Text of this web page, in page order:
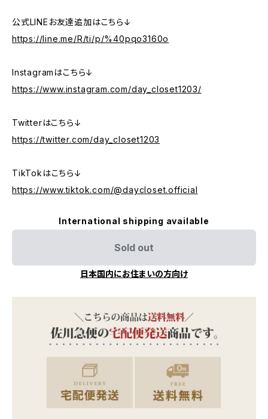
公式LINEお友達追加はこちら↓
https://line.me/R/ti/p/%40pqo3160o
Instagramはこちら↓
https://www.instagram.com/day_closet1203/
Twitterはこちら↓
https://twitter.com/day_closet1203
TikTokはこちら↓
https://www.tiktok.com/@daycloset.official
International shipping available
Sold out
日本国内にお住まいの方向け